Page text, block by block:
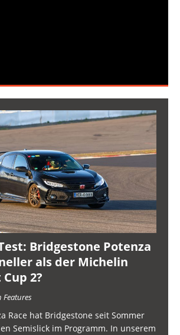
Bridgestone Potenza
als der Michelin
2?
Features
Race hat Bridgestone seit Sommer
Semislick im Programm. In unserem